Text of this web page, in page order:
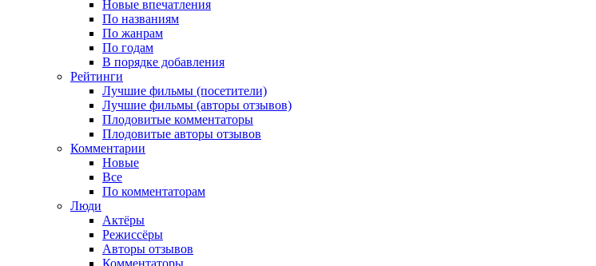
Новые впечатления
По названиям
По жанрам
По годам
В порядке добавления
Рейтинги
Лучшие фильмы (посетители)
Лучшие фильмы (авторы отзывов)
Плодовитые комментаторы
Плодовитые авторы отзывов
Комментарии
Новые
Все
По комментаторам
Люди
Актёры
Режиссёры
Авторы отзывов
Комментаторы